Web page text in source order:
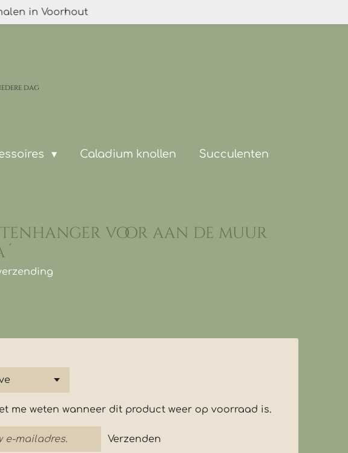
in Voorhout
dag
Caladium knollen Succulenten
voor aan de muur
me weten wanneer dit product weer op voorraad is.
Verzenden